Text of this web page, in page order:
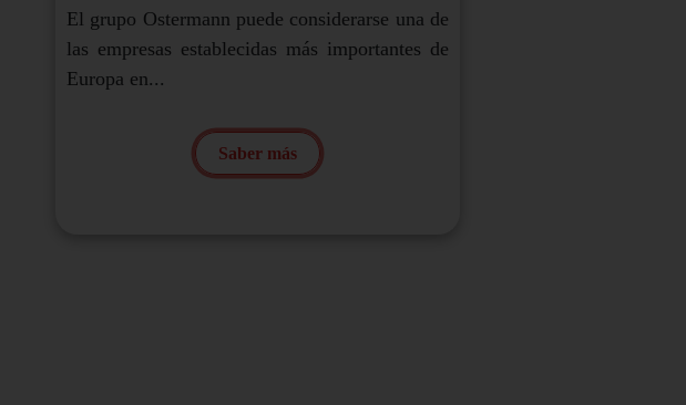
El grupo Ostermann puede considerarse una de
las empresas establecidas más importantes de
Europa en...
Saber más